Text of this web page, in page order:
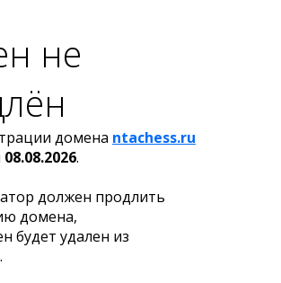
не
домена ntachess.ru
08.08.2026.
должен продлить
домена,
будет удален из